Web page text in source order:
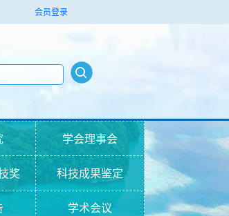
四 会员登录
学会理事会
奖 科技成果鉴定
学术会议